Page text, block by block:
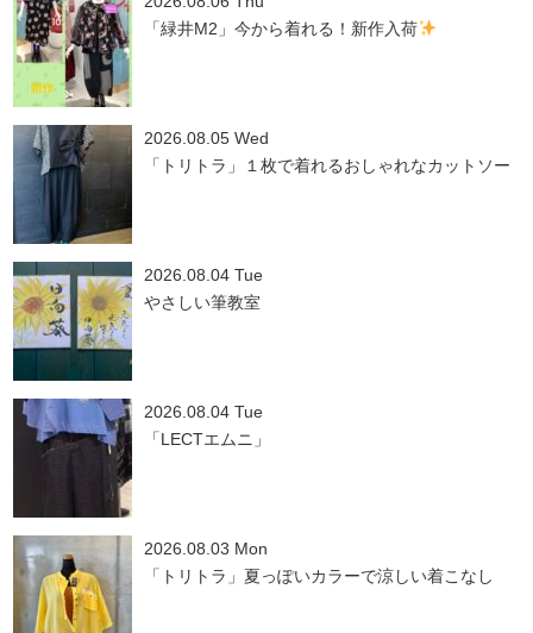
「緑井M2」今から着れる！新作入荷
2026.08.05 Wed
「トリトラ」１枚で着れるおしゃれなカットソー
2026.08.04 Tue
やさしい筆教室
2026.08.04 Tue
「LECTエムニ」
2026.08.03 Mon
「トリトラ」夏っぽいカラーで涼しい着こなし